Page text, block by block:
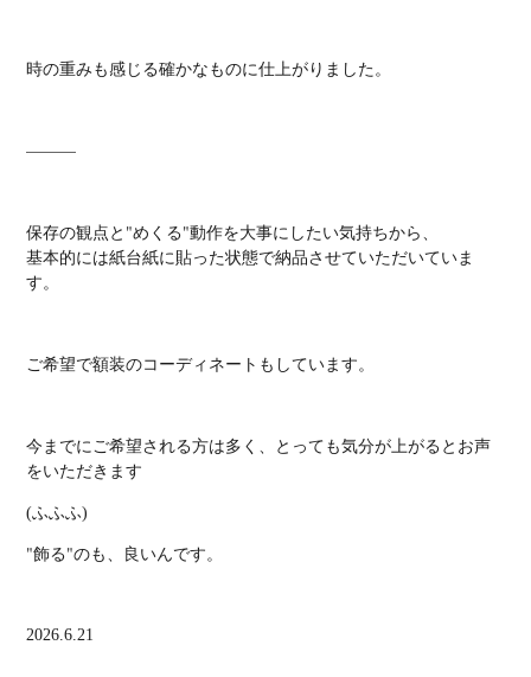
時の重みも感じる確かなものに仕上がりました。
———
保存の観点と"めくる"動作を大事にしたい気持ちから、
基本的には紙台紙に貼った状態で納品させていただいていま
す。
ご希望で額装のコーディネートもしています。
今までにご希望される方は多く、 とっても気分が上がるとお声
をいただきます
(ふふふ)
"飾る"のも、良いんです。
2026.6.21